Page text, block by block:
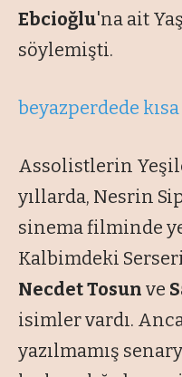
Ebcioğlu'na ait
söylemişti.
beyazperdede
Assolistlerin
yıllarda, Nesrin
sinema filminde
Kalbimdeki Serseri
Necdet Tosun ve
isimler vardı.
yazılmamış